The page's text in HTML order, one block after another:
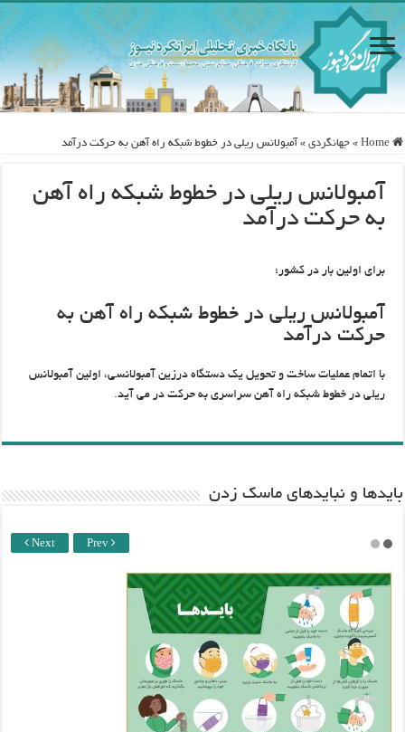
Home
» جهانگردی » آمبولانس ریلی در خطوط شبکه راه آهن به حرکت درآمد
آمبولانس ریلی در خطوط شبکه راه آهن
به حرکت درآمد
برای اولین بار در کشور؛
آمبولانس ریلی در خطوط شبکه راه آهن به
حرکت درآمد
با اتمام عملیات ساخت و تحویل یک دستگاه درزین آمبولانسی، اولین آمبولانس
ریلی در خطوط شبکه راه آهن سراسری به حرکت در می آید.
باید‌ها و نبایدهای ماسک زدن
Next Prev